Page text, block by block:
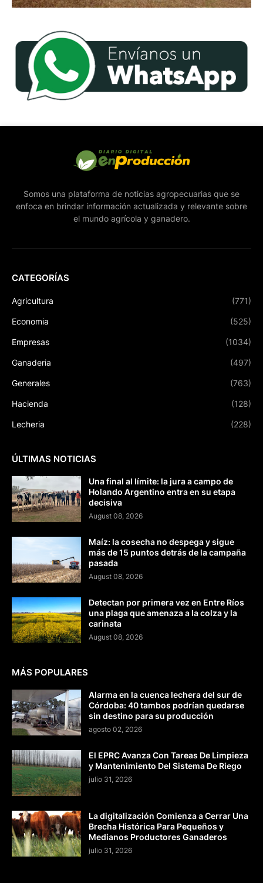
Somos una plataforma de noticias agropecuarias que se
enfoca en brindar información actualizada y relevante sobre
el mundo agrícola y ganadero.
CATEGORÍAS
Agricultura (771)
Economia (525)
Empresas (1034)
Ganaderia (497)
Generales (763)
Hacienda (128)
Lecheria (228)
ÚLTIMAS NOTICIAS
Una final al límite: la jura a campo de
Holando Argentino entra en su etapa
decisiva
August 08, 2026
Maíz: la cosecha no despega y sigue
más de 15 puntos detrás de la campaña
pasada
August 08, 2026
Detectan por primera vez en Entre Ríos
una plaga que amenaza a la colza y la
carinata
August 08, 2026
MÁS POPULARES
Alarma en la cuenca lechera del sur de
Córdoba: 40 tambos podrían quedarse
sin destino para su producción
agosto 02, 2026
El EPRC Avanza Con Tareas De Limpieza
y Mantenimiento Del Sistema De Riego
julio 31, 2026
La digitalización Comienza a Cerrar Una
Brecha Histórica Para Pequeños y
Medianos Productores Ganaderos
julio 31, 2026